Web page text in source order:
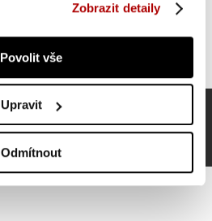
Zobrazit detaily
Povolit vše
Upravit
Odmítnout